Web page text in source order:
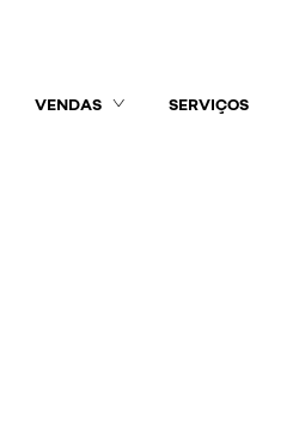
VENDAS SERVIÇOS